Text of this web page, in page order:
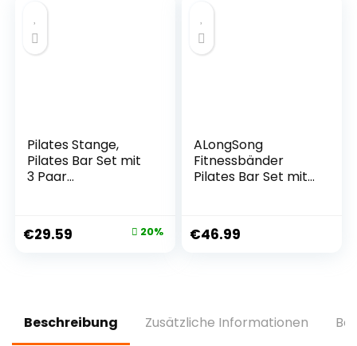
Flachbank
Dip Stange, 250 kg
maximale
Pilates Stange,
Pilates Bar Set mit
3 Paar
Metall-Einstellung
Schnalle &
Workout
Equipment(Frauen)
€29.59 20%
ALongSong
Fitnessbänder
Pilates Bar Set mit
r 20/30/40lbs
Fitnessgeräte für
hmbare,Griffe,Türa
€46.99
Beschreibung Zusätzliche Informationen